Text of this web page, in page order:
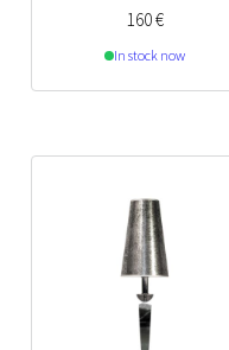
160€
In stock now